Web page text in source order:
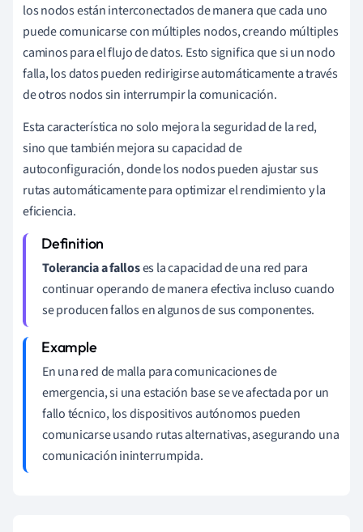
los nodos están interconectados de manera que cada uno
puede comunicarse con múltiples nodos, creando múltiples
caminos para el flujo de datos. Esto significa que si un nodo
falla, los datos pueden redirigirse automáticamente a través
de otros nodos sin interrumpir la comunicación.
Esta característica no solo mejora la seguridad de la red,
sino que también mejora su capacidad de
autoconfiguración, donde los nodos pueden ajustar sus
rutas automáticamente para optimizar el rendimiento y la
eficiencia.
Tolerancia a falloses la capacidad de una red para
continuar operando de manera efectiva incluso cuando
se producen fallos en algunos de sus componentes.
En una red de malla para comunicaciones de
emergencia, si una estación base se ve afectada por un
fallo técnico, los dispositivos autónomos pueden
comunicarse usando rutas alternativas, asegurando una
comunicación ininterrumpida.